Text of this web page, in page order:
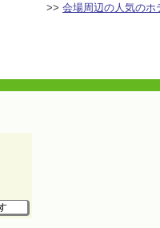
>> 会場周辺の人気のホ